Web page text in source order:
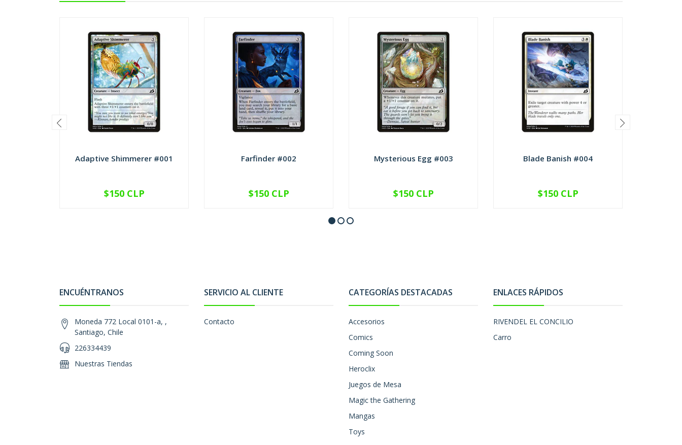
Adaptive Shimmerer #001
VER OPCIONES
$150 CLP
Farfinder #002
VER OPCIONES
$150 CLP
Mysterious Egg #003
VER OPCIONES
$150 CLP
Blade Banish #004
VER OPCIONES
$150 CLP
ENCUÉNTRANOS
Moneda 772 Local 0101-a, ,
Santiago, Chile
226334439
Nuestras Tiendas
SERVICIO AL CLIENTE
Contacto
CATEGORÍAS DESTACADAS
Accesorios
Comics
Coming Soon
Heroclix
Juegos de Mesa
Magic the Gathering
Mangas
Toys
ENLACES RÁPIDOS
RIVENDEL EL CONCILIO
Carro